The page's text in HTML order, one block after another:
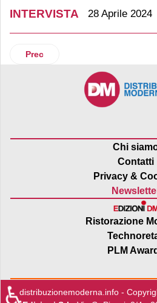
INTERVISTA 28 Aprile 2024
Articolo precedente: Fila: tutte
Prec
Chi
Contatti
Privacy &
Ristorazione
PLM
distribuzionemoderna.info -